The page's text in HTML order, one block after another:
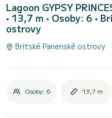
Lagoon GYPSY
• 13,7 m • Osoby: 6 •
ostrovy
Britské Panenské ostrovy
Osoby: 6 13,7 m